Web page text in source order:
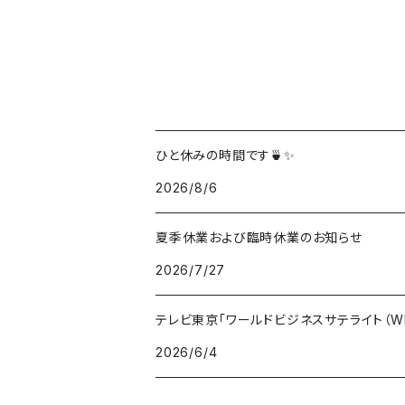
ひと休みの時間です🍵✨
2026/8/6
夏季休業および臨時休業のお知らせ
2026/7/27
テレビ東京「ワールドビジネスサテライト（
2026/6/4